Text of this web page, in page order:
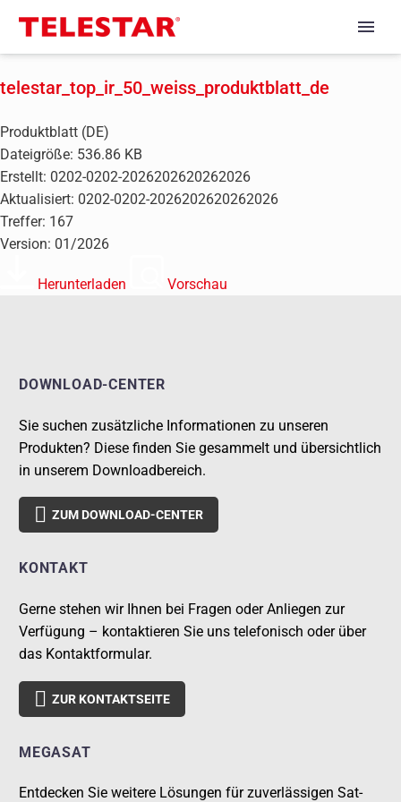
telestar_top_ir_50_weiss_produktblatt_de
Produktblatt (DE)
Dateigröße: 536.86 KB
Erstellt: 0202-0202-2026202620262026
Aktualisiert: 0202-0202-2026202620262026
Treffer: 167
Version: 01/2026
Herunterladen Vorschau
DOWNLOAD-CENTER
Sie suchen zusätzliche Informationen zu unseren
Produkten? Diese finden Sie gesammelt und übersichtlich
in unserem Downloadbereich.
 ZUM DOWNLOAD-CENTER
KONTAKT
Gerne stehen wir Ihnen bei Fragen oder Anliegen zur
Verfügung – kontaktieren Sie uns telefonisch oder über
das Kontaktformular.
 ZUR KONTAKTSEITE
MEGASAT
Entdecken Sie weitere Lösungen für zuverlässigen Sat-